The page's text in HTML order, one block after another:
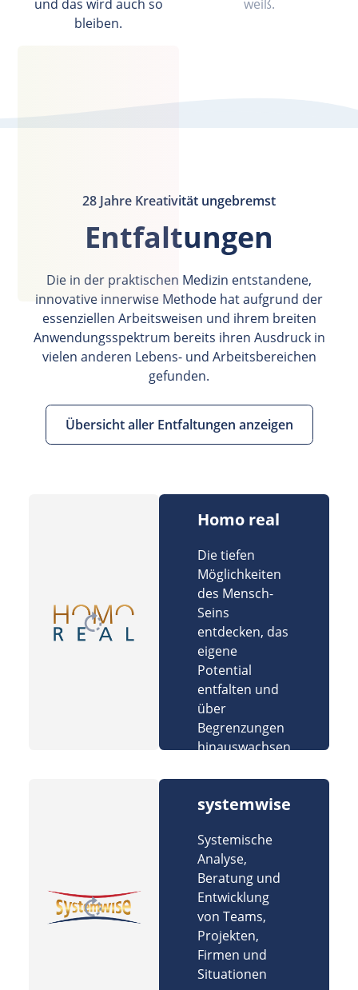
und das wird auch so
bleiben.
weiß.
28 Jahre Kreativität ungebremst
Entfaltungen
Die in der praktischen Medizin entstandene,
innovative innerwise Methode hat aufgrund der
essenziellen Arbeitsweisen und ihrem breiten
Anwendungsspektrum bereits ihren Ausdruck in
vielen anderen Lebens- und Arbeitsbereichen
gefunden.
Übersicht aller Entfaltungen anzeigen
Homo real
Die tiefen
Möglichkeiten
des Mensch-
Seins
entdecken, das
eigene
Potential
entfalten und
über
Begrenzungen
hinauswachsen
systemwise
Systemische
Analyse,
Beratung und
Entwicklung
von Teams,
Projekten,
Firmen und
Situationen